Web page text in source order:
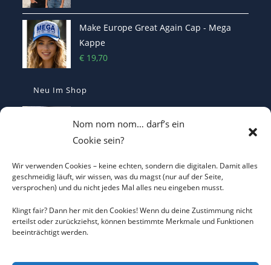
Nom nom nom… darf’s ein
Cookie sein?
Wir verwenden Cookies – keine echten, sondern die digitalen. Damit alles
geschmeidig läuft, wir wissen, was du magst (nur auf der Seite,
versprochen) und du nicht jedes Mal alles neu eingeben musst.
Klingt fair? Dann her mit den Cookies! Wenn du deine Zustimmung nicht
erteilst oder zurückziehst, können bestimmte Merkmale und Funktionen
beeinträchtigt werden.
Make Europe Great Again Cap - Mega
Kappe
€ 19,70
Neu Im Shop
Kaffetasse - Motiviert in den Morgen
€16,70
Heterodoxer Extremist - Das provokante
T-Shirt
I LOVE CO2 T-Shirt - Sorgt bei Klima-